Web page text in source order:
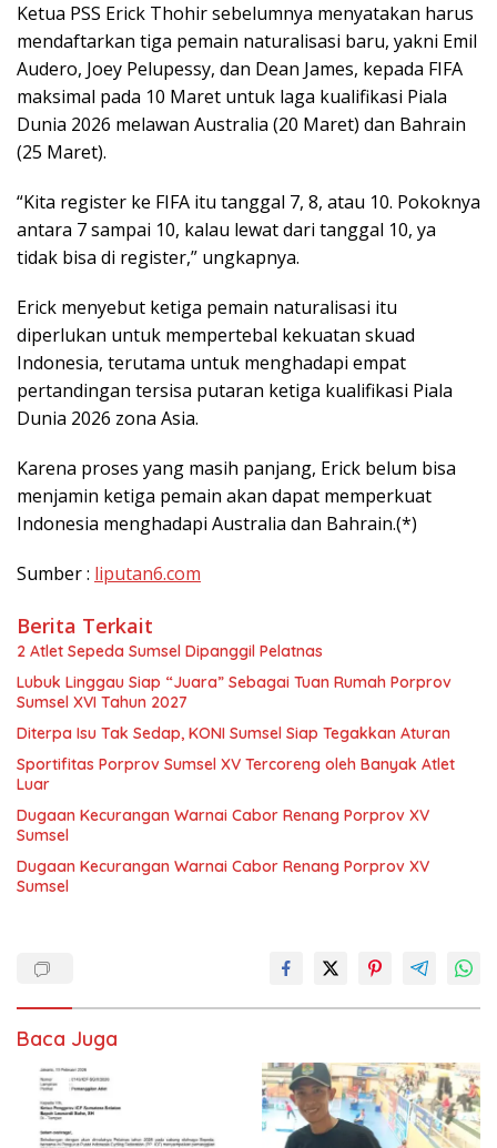
Ketua PSS Erick Thohir sebelumnya menyatakan harus
mendaftarkan tiga pemain naturalisasi baru, yakni Emil
Audero, Joey Pelupessy, dan Dean James, kepada FIFA
maksimal pada 10 Maret untuk laga kualifikasi Piala
Dunia 2026 melawan Australia (20 Maret) dan Bahrain
(25 Maret).
“Kita register ke FIFA itu tanggal 7, 8, atau 10. Pokoknya
antara 7 sampai 10, kalau lewat dari tanggal 10, ya
tidak bisa di register,” ungkapnya.
Erick menyebut ketiga pemain naturalisasi itu
diperlukan untuk mempertebal kekuatan skuad
Indonesia, terutama untuk menghadapi empat
pertandingan tersisa putaran ketiga kualifikasi Piala
Dunia 2026 zona Asia.
Karena proses yang masih panjang, Erick belum bisa
menjamin ketiga pemain akan dapat memperkuat
Indonesia menghadapi Australia dan Bahrain.(*)
Sumber : liputan6.com
Berita Terkait
2 Atlet Sepeda Sumsel Dipanggil Pelatnas
Lubuk Linggau Siap “Juara” Sebagai Tuan Rumah Porprov
Sumsel XVI Tahun 2027
Diterpa Isu Tak Sedap, KONI Sumsel Siap Tegakkan Aturan
Sportifitas Porprov Sumsel XV Tercoreng oleh Banyak Atlet
Luar
Dugaan Kecurangan Warnai Cabor Renang Porprov XV
Sumsel
Dugaan Kecurangan Warnai Cabor Renang Porprov XV
Sumsel
Baca Juga